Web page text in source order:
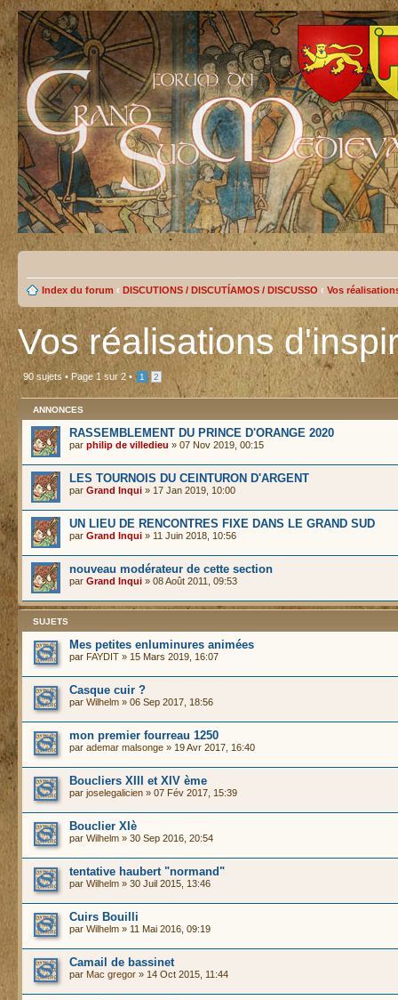
Index du forum ‹ DISCUTIONS / DISCUTÍAMOS / DISCUSSO ‹ Vos
Vos réalisations
90 sujets • Page1 sur 2 • 1 2
ANNONCES
RASSEMBLEMENT DU PRINCE D'ORANGE 2020
par philip de villedieu » 07 Nov 2019, 00:15
LES TOURNOIS DU CEINTURON D'ARGENT
par Grand Inqui » 17 Jan 2019, 10:00
UN LIEU DE RENCONTRES FIXE DANS LE GRAND SUD
par Grand Inqui » 11 Juin 2018, 10:56
nouveau modérateur de cette section
par Grand Inqui » 08 Août 2011, 09:53
SUJETS
Mes petites enluminures animées
par FAYDIT » 15 Mars 2019, 16:07
Casque cuir ?
par Wilhelm » 06 Sep 2017, 18:56
mon premier fourreau 1250
par ademar malsonge » 19 Avr 2017, 16:40
Boucliers XIII et XIV ème
par joselegalicien » 07 Fév 2017, 15:39
Bouclier XIè
par Wilhelm » 30 Sep 2016, 20:54
tentative haubert "normand"
par Wilhelm » 30 Juil 2015, 13:46
Cuirs Bouilli
par Wilhelm » 11 Mai 2016, 09:19
Camail de bassinet
par Mac gregor » 14 Oct 2015, 11:44